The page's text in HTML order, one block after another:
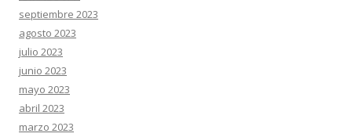
septiembre 2023
agosto 2023
julio 2023
junio 2023
mayo 2023
abril 2023
marzo 2023